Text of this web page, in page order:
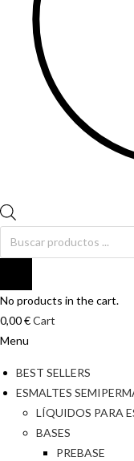
Búsqueda
de
No products in the cart.
0,00€Cart
Menu
BEST SELLERS
ESMALTES
LÍQUIDOS PARA
BASES
PREBASE